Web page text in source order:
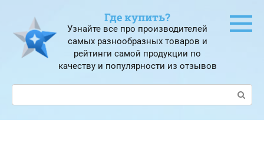
контенту
Где купить?
Узнайте все про производителей
самых разнообразных товаров и
рейтинги самой продукции по
качеству и популярности из отзывов
Поиск: